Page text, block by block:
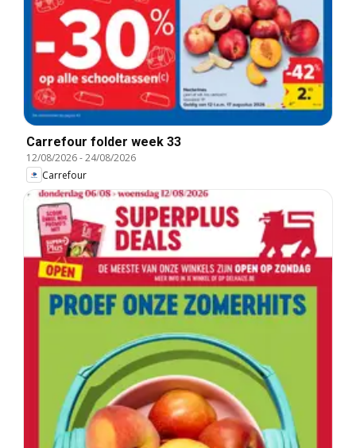
Carrefour folder week 33
12/08/2026-24/08/2026
Carrefour